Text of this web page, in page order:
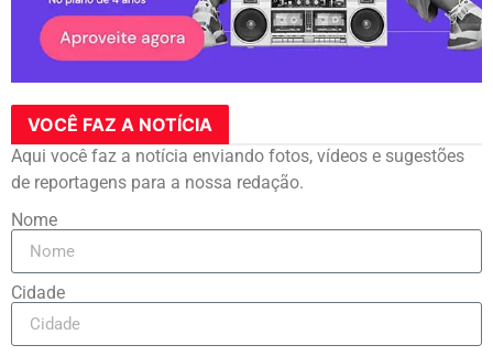
VOCÊ FAZ A NOTÍCIA
Aqui você faz a notícia enviando fotos, vídeos e sugestões
de reportagens para a nossa redação.
Nome
Cidade